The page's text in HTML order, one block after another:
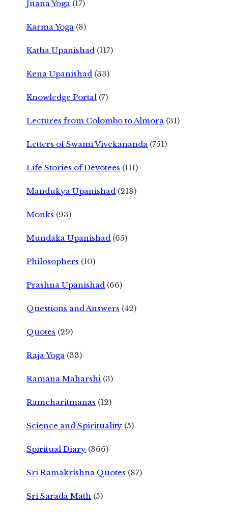
Jnana Yoga (17)
Karma Yoga (8)
Katha Upanishad (117)
Kena Upanishad (33)
Knowledge Portal (7)
Lectures from Colombo to Almora (31)
Letters of Swami Vivekananda (751)
Life Stories of Devotees (111)
Mandukya Upanishad (218)
Monks (93)
Mundaka Upanishad (65)
Philosophers (10)
Prashna Upanishad (66)
Questions and Answers (42)
Quotes (29)
Raja Yoga (33)
Ramana Maharshi (3)
Ramcharitmanas (12)
Science and Spirituality (5)
Spiritual Diary (366)
Sri Ramakrishna Quotes (87)
Sri Sarada Math (5)